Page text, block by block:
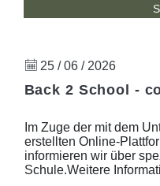
25 / 06 / 2026
Back 2 School -
Im Zuge der mit dem
erstellten Online-
informieren wir über
Schule.Weitere